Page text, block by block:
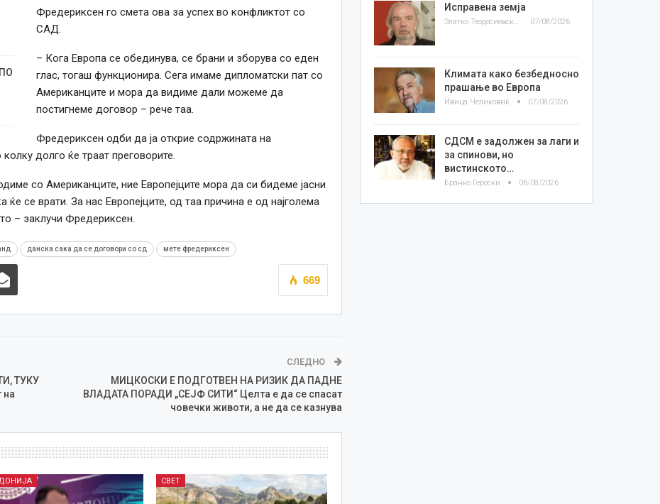
Фредериксен го смета ова за успех во конфликтот со
САД.
– Кога Европа се обединува, се брани и зборува со еден
глас, тогаш функционира. Сега имаме дипломатски пат со
Американците и мора да видиме дали можеме да
постигнеме договор – рече таа.
Фредериксен одби да ја открие содржината на
долго ќе траат преговорите.
со Американците, ние Европејците мора да си бидеме јасни
се врати. За нас Европејците, од таа причина е од најголема
– заклучи Фредериксен.
данска сака да се договори со сд мете фредериксен
669
ТУКУ
на
СЛЕДНО
МИЦКОСКИ Е ПОДГОТВЕН НА РИЗИК ДА ПАДНЕ
ВЛАДАТА ПОРАДИ „СЕЈФ СИТИ“ Целта е да се спасат
човечки животи, а не да се казнува
СВЕТ
Исправена земја
Златко Теодосиевски 07/08/2026
Климата како безбедносно
прашање во Европа
Ивица Челиковиќ 07/08/2026
СДСМ е задолжен за лаги и
за спинови, но
вистинското…
Бранко Героски 06/08/2026